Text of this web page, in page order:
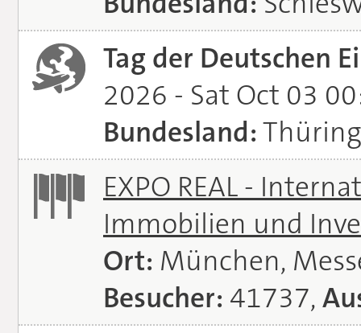
Tag der Deutschen
2026 - Sat Oct 03
Bundesland:
EXPO REAL -
Immobilien und
Ort: München,
Besucher: 41737,